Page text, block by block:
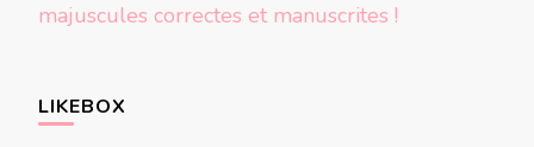
majuscules correctes et manuscrites !
LIKEBOX